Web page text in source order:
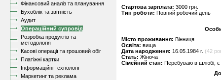
Фінансовий аналіз та планування
Бухоблік та звітність
Аудит
Операційний супровід
Розробка продуктів та
методологія
Касові операції та грошовий обіг
Платіжні картки
Інформаційні технології
Маркетинг та реклама
Стартова зарплата: 3000 грн.
Тип роботи: Повний робочий день
Місто проживання: Вінниця
Освіта: вища
Дата народження: 16.05.1984 г. (42
Стать: Жіноча
Сімейний стан: Перебуваю в шлюбі, є